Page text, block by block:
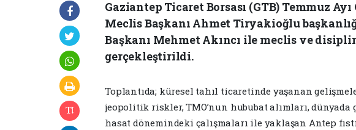
Gaziantep Ticaret Borsası (GTB) Temmuz
Meclis Başkanı Ahmet Tiryakioğlu
Başkanı Mehmet Akıncı ile meclis ve
gerçekleştirildi.
Toplantıda; küresel tahıl ticaretinde yaşanan
jeopolitik riskler, TMO’nun hububat alımları, dünyada
hasat dönemindeki çalışmaları ile yaklaşan Antep